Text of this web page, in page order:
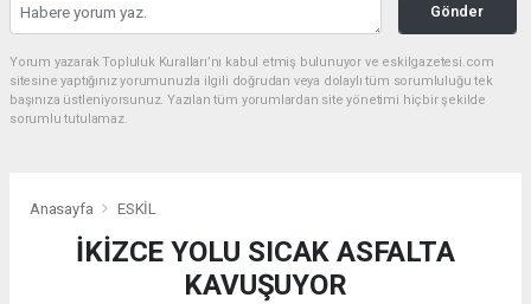
Gönder
Yorum yazarak Topluluk Kuralları’nı kabul etmiş bulunuyor ve eskilgazetesi.com
sitesine yaptığınız yorumunuzla ilgili doğrudan veya dolaylı tüm sorumluluğu tek
başınıza üstleniyorsunuz. Yazılan tüm yorumlardan site yönetimi hiçbir şekilde
sorumlu tutulamaz.
Anasayfa ESKİL
İKİZCE YOLU SICAK ASFALTA
KAVUŞUYOR